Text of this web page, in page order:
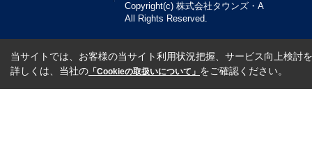
Copyright(c) 株式会社タウンズ・A
All Rights Reserved.
当サイトでは、お客様の当サイト利用状況把握、サービス向上検討
詳しくは、当社の 「Cookieの取扱いについて」 をご確認ください。